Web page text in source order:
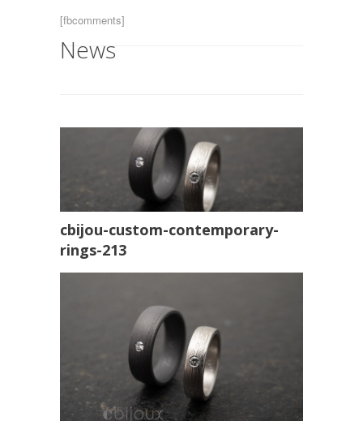
[fbcomments]
News
cbijou-custom-contemporary-
rings-213